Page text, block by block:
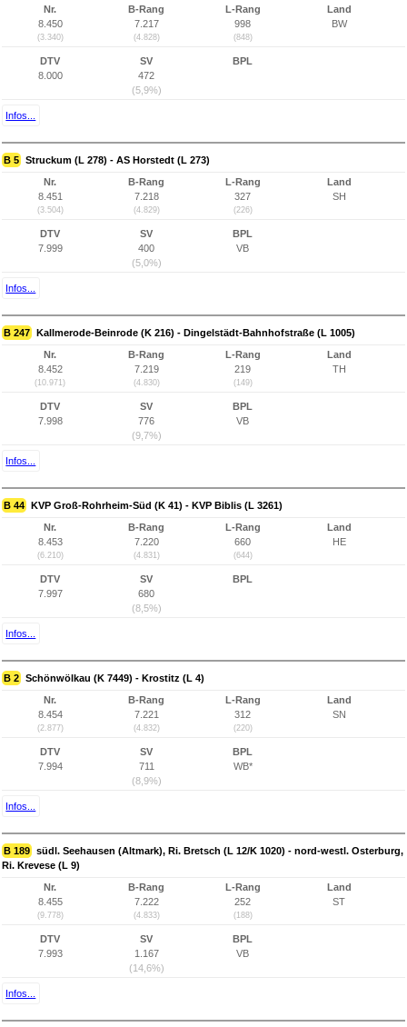
Nr.
8.450
(3.340)
B-Rang
7.217
(4.828)
L-Rang
998
(848)
Land
BW
DTV
8.000
SV
472
(5,9%)
BPL
Infos...
B 5 Struckum (L 278) - AS Horstedt (L 273)
Nr.
8.451
(3.504)
B-Rang
7.218
(4.829)
L-Rang
327
(226)
Land
SH
DTV
7.999
SV
400
(5,0%)
BPL
VB
Infos...
B 247 Kallmerode-Beinrode (K 216) - Dingelstädt-Bahnhofstraße (L 1005)
Nr.
8.452
(10.971)
B-Rang
7.219
(4.830)
L-Rang
219
(149)
Land
TH
DTV
7.998
SV
776
(9,7%)
BPL
VB
Infos...
B 44 KVP Groß-Rohrheim-Süd (K 41) - KVP Biblis (L 3261)
Nr.
8.453
(6.210)
B-Rang
7.220
(4.831)
L-Rang
660
(644)
Land
HE
DTV
7.997
SV
680
(8,5%)
BPL
Infos...
B 2 Schönwölkau (K 7449) - Krostitz (L 4)
Nr.
8.454
(2.877)
B-Rang
7.221
(4.832)
L-Rang
312
(220)
Land
SN
DTV
7.994
SV
711
(8,9%)
BPL
WB*
Infos...
B 189 südl. Seehausen (Altmark), Ri. Bretsch (L 12/K 1020) - nord-westl. Osterburg,
Ri. Krevese (L 9)
Nr.
8.455
(9.778)
B-Rang
7.222
(4.833)
L-Rang
252
(188)
Land
ST
DTV
7.993
SV
1.167
(14,6%)
BPL
VB
Infos...